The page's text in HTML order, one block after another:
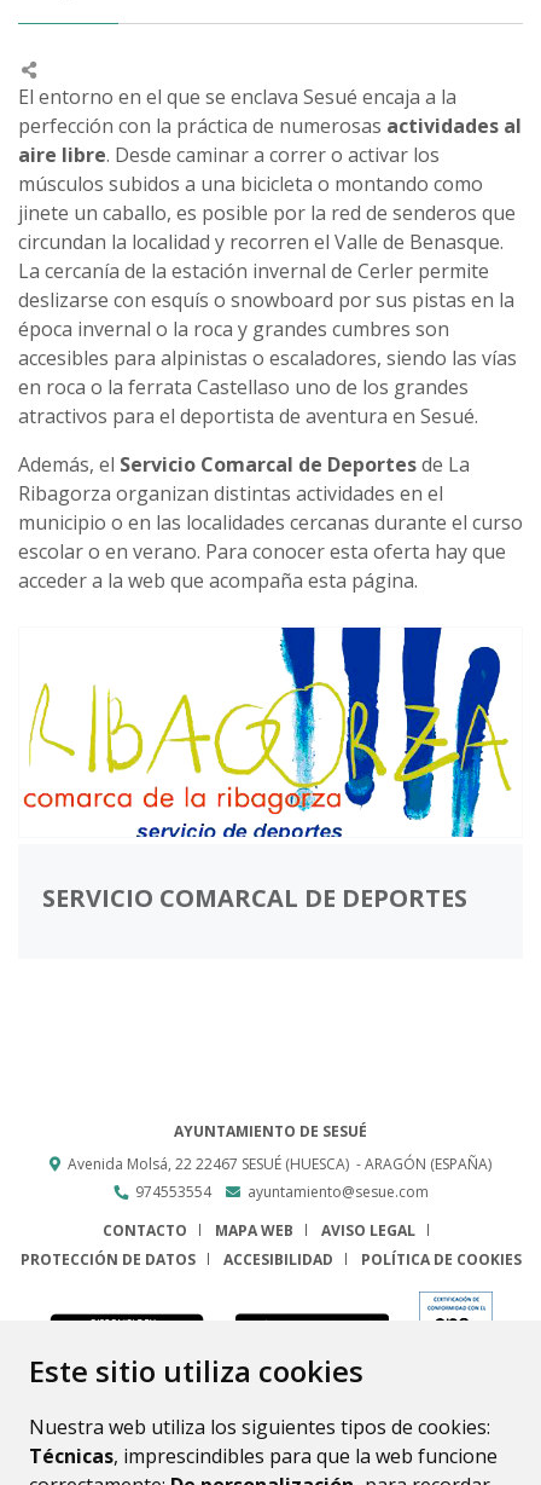
Este sitio utiliza cookies
Nuestra web utiliza los siguientes tipos de cookies:
Técnicas, imprescindibles para que la web funcione
El entorno en el que se enclava Sesué encaja a la
perfección con la práctica de numerosas actividades al
aire libre. Desde caminar a correr o activar los
músculos subidos a una bicicleta o montando como
jinete un caballo, es posible por la red de senderos que
circundan la localidad y recorren el Valle de Benasque.
La cercanía de la estación invernal de Cerler permite
deslizarse con esquís o snowboard por sus pistas en la
época invernal o la roca y grandes cumbres son
accesibles para alpinistas o escaladores, siendo las vías
en roca o la ferrata Castellaso uno de los grandes
atractivos para el deportista de aventura en Sesué.
Además, el Servicio Comarcal de Deportesde La
Ribagorza organizan distintas actividades en el
municipio o en las localidades cercanas durante el curso
escolar o en verano. Para conocer esta oferta hay que
acceder a la web que acompaña esta página.
SERVICIO COMARCAL DE DEPORTES
AYUNTAMIENTO DE SESUÉ
Avenida Molsá, 2222467 SESUÉ (HUESCA) - ARAGÓN (ESPAÑA)
974553554
ayuntamiento@sesue.com
CONTACTO
MAPA WEB
AVISO LEGAL
PROTECCIÓN DE DATOS
ACCESIBILIDAD POLÍTICA DE COOKIES